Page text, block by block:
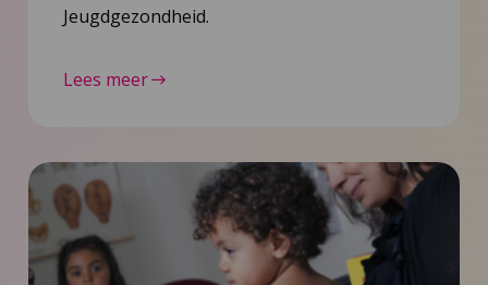
Jeugdgezondheid.
Lees meer